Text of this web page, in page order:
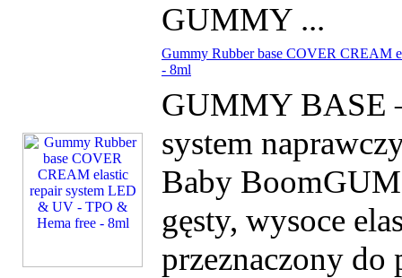
GUMMY ...
Gummy Rubber base COVER CREAM
- 8ml
GUMMY BASE
system
Baby
gęsty, wysoce
przeznaczony